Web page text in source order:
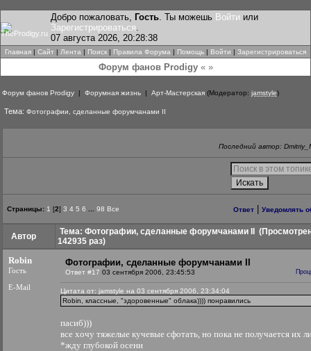
Добро пожаловать, Гость. Ты можешь Войти или
Зарегистрироваться.
07 августа 2026, 20:28:38
Главная | Сайт | Лента | Поиск | Правила Форума | Помощь | Войти | Зарегистрироваться
Форум фанов Prodigy« »
Форум фанов Prodigy | Форумная жизнь | Арт-Мастерская (Модератор: jamstyle)
Тема: Фотографии, сделанные форумчанами II
Последний автор:
Страницы: 1 [2] 3 4 5 6 98 Все Ответ Уведомлять
Автор Тема: Фотографии, сделанные форумчанами II
142935 раз)
Robin
Гость
E-Mail
Фотографии, сделанные форумчанами II
Ответ #17 03 сентября 2006, 23:45:53
Цитата от: jamstyle на 03 сентября 2006, 23:34:04
Robin, классные, "здоровенные" облака)))) понравились
пасиб)))
все хочу тяжелые кучевые сфотать, но пока не получается их
*жду глубокой осени